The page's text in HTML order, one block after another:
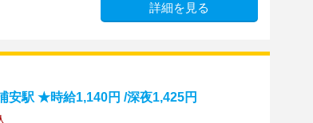
詳細を見る
駅 ★時給1,140円 /深夜1,425円